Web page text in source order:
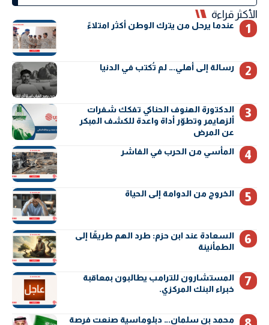
الأكثر قراءة
عندما يرحل من يترك الوطن أكثر امتلاءً
رسالة إلى أهلي… لم تُكتب في الدنيا
الدكتورة الهنوف الحناكي تفكك شفرات
ألزهايمر وتطوّر أداة واعدة للكشف المبكر
عن المرض
المأسي من الحرب في الفاشر
الخروج من الدوامة إلى الحياة
السعادة عند ابن حزم: طرد الهم طريقًا إلى
الطمأنينة
المستشارون للترامب يطالبون بمعاقبة
خبراء البنك المركزي.
محمد بن سلمان… دبلوماسية صنعت فرصة